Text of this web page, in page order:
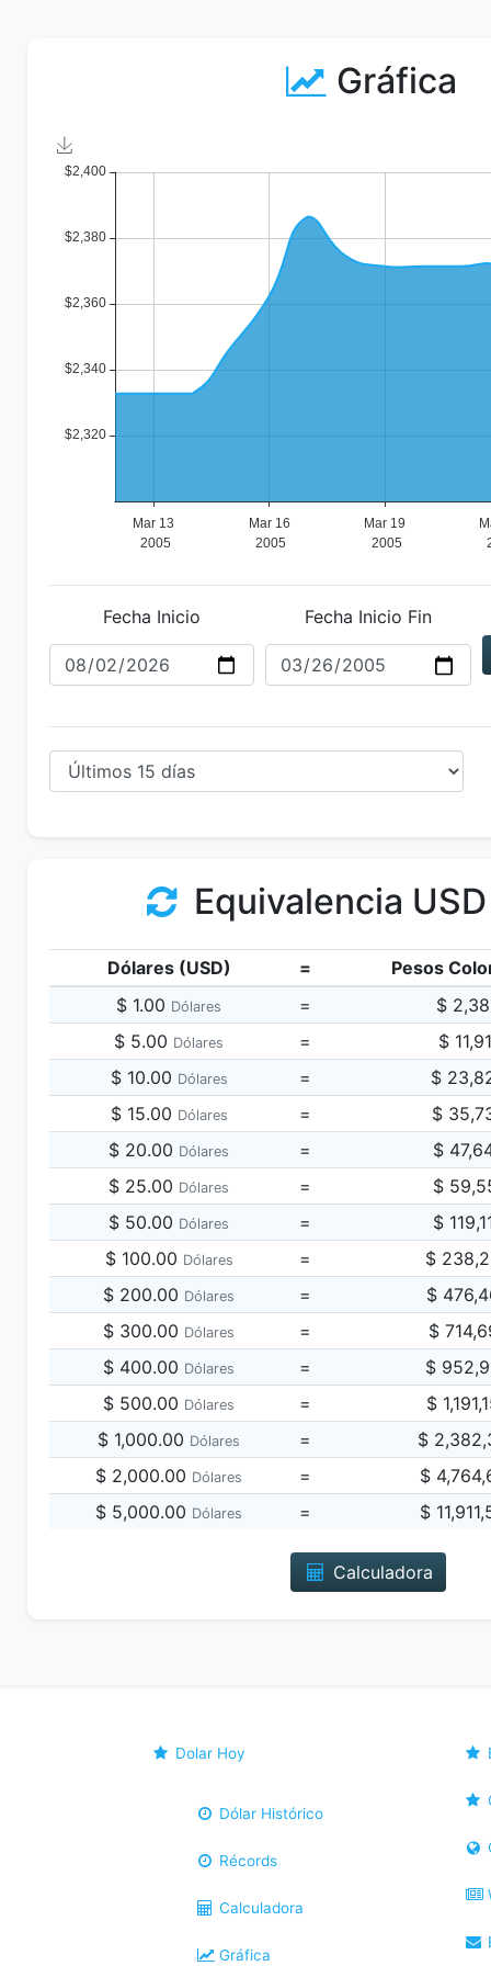
Gráfica
Fecha Inicio
Fecha Inicio Fin
Equivalencia
Dólares (USD) =
Pesos
$ 1.00 Dólares = $
$ 5.00 Dólares = $
$ 10.00 Dólares = $
$ 15.00 Dólares = $
$ 20.00 Dólares = $
$ 25.00 Dólares = $
$ 50.00 Dólares = $
$ 100.00 Dólares = $
$ 200.00 Dólares = $
$ 300.00 Dólares = $
$ 400.00 Dólares = $
$ 500.00 Dólares = $
$ 1,000.00 Dólares = $
$ 2,000.00 Dólares = $
$ 5,000.00 Dólares = $
Calculadora
Dolar Hoy
Dólar Histórico
Récords
Calculadora
Gráfica